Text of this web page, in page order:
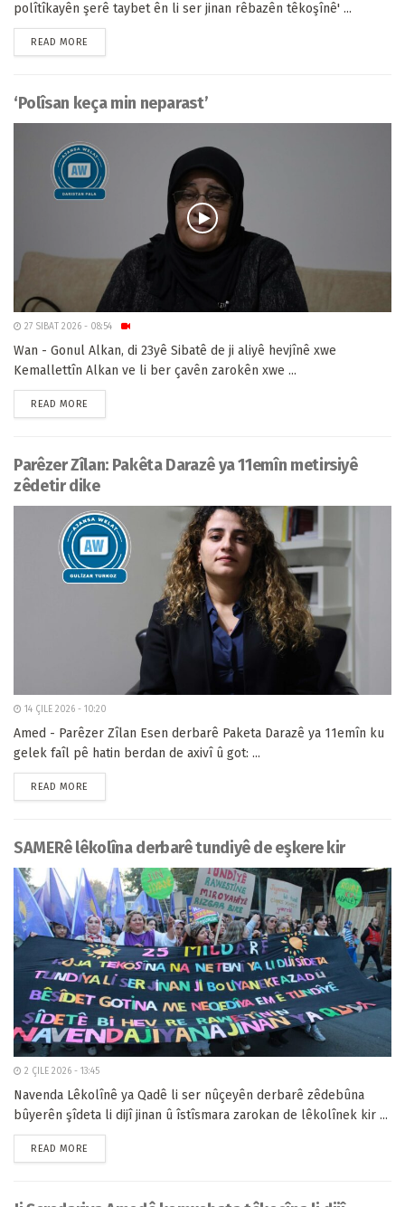
polîtîkayên şerê taybet ên li ser jinan rêbazên têkoşînê' ...
READ MORE
‘Polîsan keça min neparast’
27 SIBAT 2026 - 08:54
Wan - Gonul Alkan, di 23yê Sibatê de ji aliyê hevjînê xwe
Kemallettîn Alkan ve li ber çavên zarokên xwe ...
READ MORE
Parêzer Zîlan: Pakêta Darazê ya 11emîn metirsiyê
zêdetir dike
14 ÇILE 2026 - 10:20
Amed - Parêzer Zîlan Esen derbarê Paketa Darazê ya 11emîn ku
gelek faîl pê hatin berdan de axivî û got: ...
READ MORE
SAMERê lêkolîna derbarê tundiyê de eşkere kir
2 ÇILE 2026 - 13:45
Navenda Lêkolînê ya Qadê li ser nûçeyên derbarê zêdebûna
bûyerên şîdeta li dijî jinan û îstîsmara zarokan de lêkolînek kir ...
READ MORE